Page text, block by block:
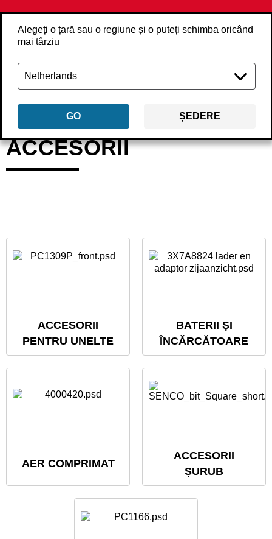
Alegeți o țară sau o regiune și o puteți schimba oricând
mai târziu
GO ȘEDERE
Înapoi Produse Accesorii
ACCESORII
ACCESORII
PENTRU UNELTE
BATERII ȘI
ÎNCĂRCĂTOARE
AER COMPRIMAT
ACCESORII
ȘURUB